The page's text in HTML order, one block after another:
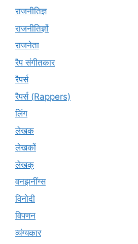
राजनीतिज्ञ
राजनीतिज्ञों
राजनेता
रैप संगीतकार
रैपर्स
रैपर्स (Rappers)
लिंग
लेखक
लेखकों
लेखक्
वनझनींग्स
विनोदी
विपणन
व्यंग्यकार